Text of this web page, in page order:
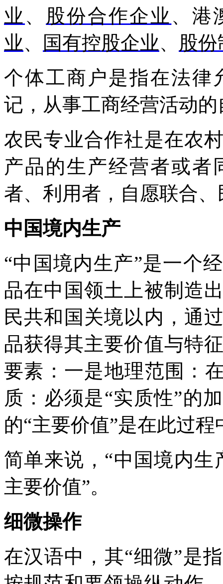
业 、 股份合作企业 、港
业、 国有控股企业、 股
个体工商户是指在法律
记，从事工商经营活动
农民专业合作社是在农
产品的生产经营者或者
者、利用者，自愿联合
中国境内生产
“中国境内生产”是一个
品在中国领土上被制造
民共和国关境以内，通
品获得其主要价值与特
要素：一是地理范围：
质：必须是“实质性”的
的“主要价值”是在此过程
简单来说，“中国境内生
主要价值”。
细微操作
在汉语中，其“细微”是